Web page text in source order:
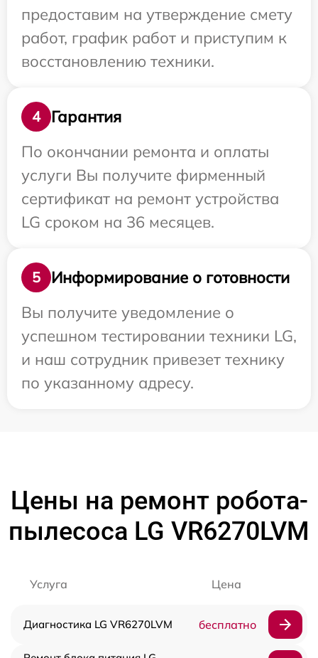
предоставим на утверждение смету
работ, график работ и приступим к
восстановлению техники.
4
Гарантия
По окончании ремонта и оплаты
услуги Вы получите фирменный
сертификат на ремонт устройства
LG сроком на 36 месяцев.
5
Информирование о готовности
Вы получите уведомление о
успешном тестировании техники LG,
и наш сотрудник привезет технику
по указанному адресу.
Цены на ремонт робота-
пылесоса LG VR6270LVM
Услуга Цена
Диагностика LG VR6270LVM бесплатно